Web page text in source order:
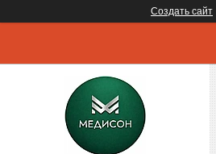
Создать сайт